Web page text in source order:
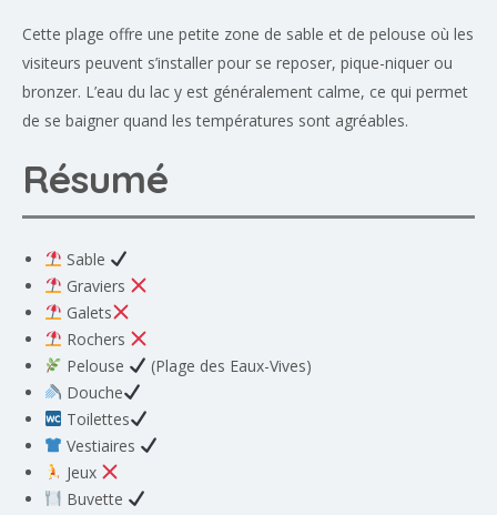
Cette plage offre une petite zone de sable et de pelouse où les
visiteurs peuvent s’installer pour se reposer, pique-niquer ou
bronzer. L’eau du lac y est généralement calme, ce qui permet
de se baigner quand les températures sont agréables.
Résumé
Sable
Graviers
Galets
Rochers
Pelouse
(Plage des Eaux-Vives)
Douche
Toilettes
Vestiaires
Jeux
Buvette